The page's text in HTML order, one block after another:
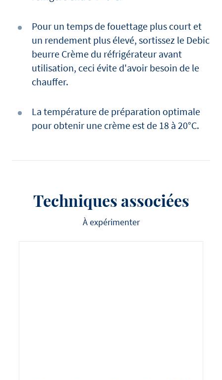
Pour un temps de fouettage plus court et
un rendement plus élevé, sortissez le Debic
beurre Crème du réfrigérateur avant
utilisation, ceci évite d'avoir besoin de le
chauffer.
La température de préparation optimale
pour obtenir une crème est de 18 à 20°C.
Techniques associées
À expérimenter